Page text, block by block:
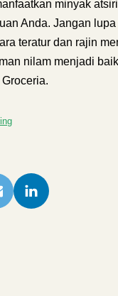
minyak
Anda. Jangan
teratur dan rajin
nilam menjadi